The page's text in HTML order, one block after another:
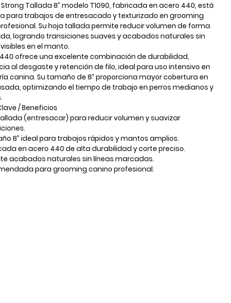
Tallada 8” modelo T1090, fabricada en acero 440, está
para trabajos de entresacado y texturizado en grooming
. Su hoja tallada permite reducir volumen de forma
logrando transiciones suaves y acabados naturales sin
en el manto.
ofrece una excelente combinación de durabilidad,
al desgaste y retención de filo, ideal para uso intensivo en
canina. Su tamaño de 8” proporciona mayor cobertura en
optimizando el tiempo de trabajo en perros medianos y
/ Beneficios
(entresacar)para reducir volumen y suavizar
8” ideal para trabajos rápidos y mantos amplios.
enacero 440 de alta durabilidad y corte preciso.
acabados naturales sin líneas marcadas.
paragrooming canino profesional.